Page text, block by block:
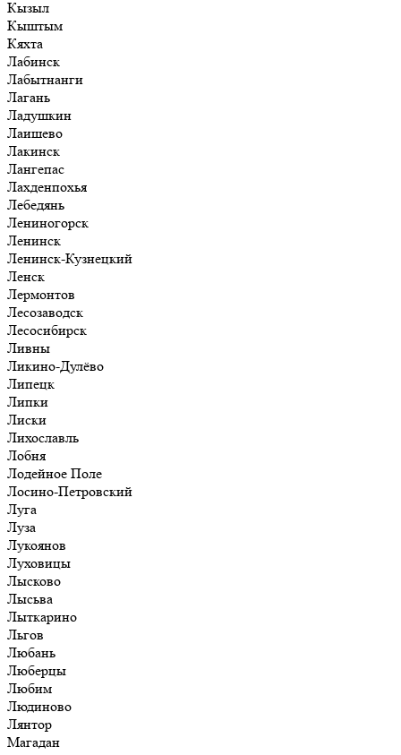
Кызыл
Кыштым
Кяхта
Лабинск
Лабытнанги
Лагань
Ладушкин
Лаишево
Лакинск
Лангепас
Лахденпохья
Лебедянь
Лениногорск
Ленинск
Ленинск-Кузнецкий
Ленск
Лермонтов
Лесозаводск
Лесосибирск
Ливны
Ликино-Дулёво
Липецк
Липки
Лиски
Лихославль
Лобня
Лодейное Поле
Лосино-Петровский
Луга
Луза
Лукоянов
Луховицы
Лысково
Лысьва
Лыткарино
Льгов
Любань
Люберцы
Любим
Людиново
Лянтор
Магадан